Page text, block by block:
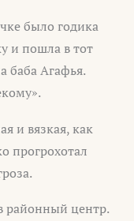
было годика
и пошла в тот
баба Агафья.
и вязкая, как
прогрохотал
районный центр.